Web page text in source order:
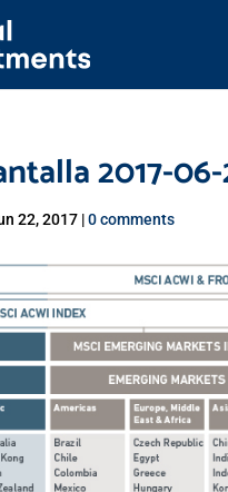
2017-06-
22, 2017 |0 comments